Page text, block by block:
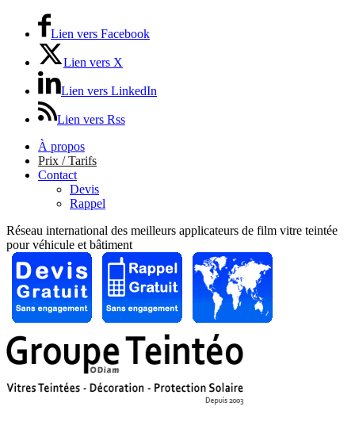
Lien vers Facebook
Lien vers X
Lien vers LinkedIn
Lien vers Rss
À propos
Prix / Tarifs
Contact
Devis
Rappel
Réseau international des meilleurs applicateurs de film vitre teintée
pour véhicule et bâtiment